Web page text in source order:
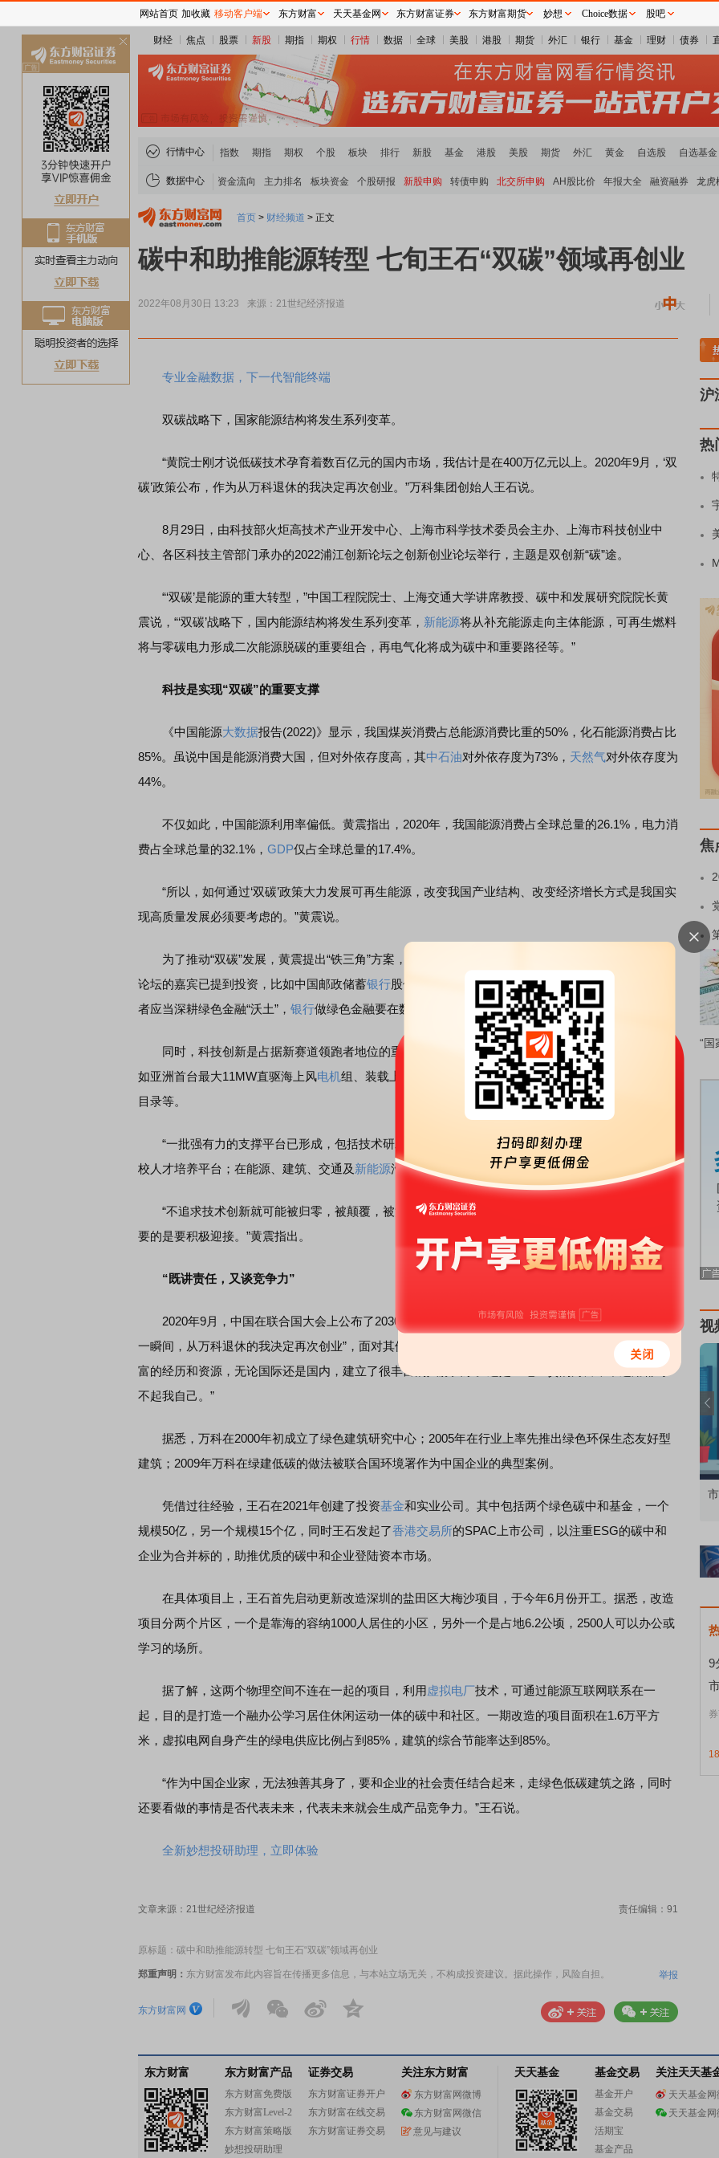
财经 焦点 股票 新股 期指 期权 行情 数据 全球 美股 港股 期货 外汇 银行 基金 理财 债券
行情中心 指数 期指 期权 个股 板块 排行 新股 基金 港股 美股 期货 外汇 黄金 自选股 自选基金
数据中心 资金流向 主力排名 板块资金 个股研报 新股申购 转债申购 北交所申购 AH股比价 年报大全 融资融券 龙虎
首页 > 财经频道 > 正文
碳中和助推能源转型 七旬王石“双碳”领域再创业
2022年08月30日 13:23 来源：21世纪经济报道
专业金融数据，下一代智能终端
双碳战略下，国家能源结构将发生系列变革。
“黄院士刚才说低碳技术孕育着数百亿元的国内市场，我估计是在400万亿元以上。2020年9月，‘双
碳’政策公布，作为从万科退休的我决定再次创业。”万科集团创始人王石说。
8月29日，由科技部火炬高技术产业开发中心、上海市科学技术委员会主办、上海市科技创业中
心、各区科技主管部门承办的2022浦江创新论坛之创新创业论坛举行，主题是双创新“碳”途。
“‘双碳’是能源的重大转型，”中国工程院院士、上海交通大学讲席教授、碳中和发展研究院院长黄
震说，“‘双碳’战略下，国内能源结构将发生系列变革， 新能源将从补充能源走向主体能源，可再生燃料
将与零碳电力形成二次能源脱碳的重要组合，再电气化将成为碳中和重要路径等。”
科技是实现“双碳”的重要支撑
《中国能源大数据报告(2022)》显示，我国煤炭消费占总能源消费比重的50%，化石能源消费占比
85%。虽说中国是能源消费大国，但对外依存度高，其中石油对外依存度为73%， 天然气对外依存度为
44%。
不仅如此，中国能源利用率偏低。黄震指出，2020年，我国能源消费占全球总量的26.1%，电力消
费占全球总量的32.1%， GDP仅占全球总量的17.4%。
“所以，如何通过‘双碳’政策大力发展可再生能源，改变我国产业结构、改变经济增长方式是我国实
现高质量发展必须要考虑的。”黄震说。
为了推动“双碳”发展，黄震提出“铁三角”方案，分别是政策、科技和投资。今年多位参加浦江创新
论坛的嘉宾已提到投资，比如中国邮政储蓄银行股份有限公司上海分行副行长指出，金融机构及投资
者应当深耕绿色金融“沃土”， 银行做绿色金融要在数据质量、风险评价等方面跟上“双碳”步伐。
同时，科技创新是占据新赛道领跑者地位的重要保障。目前，一批标志性科技创新成果已落地，
如亚洲首台最大11MW直驱海上风电机组、装载上海 动力系统的燃料电池 重卡首次登上工信部
目录等。
“一批强有力的支撑平台已形成，包括技术研发服务平台、创新试验平台、配套支撑服务平台和高
校人才培养平台；在能源、建筑、交通及 新能源汽车等领域培育了一批具有代表性的企业。”卢敏说。
“不追求技术创新就可能被归零，被颠覆，被消亡。‘双碳’既是挑战，又是机遇，变革已经发生，重
要的是要积极迎接。”黄震指出。
“既讲责任，又谈竞争力”
2020年9月，中国在联合国大会上公布了2030年实现碳达峰，2060年实现碳中和的承诺。“就在那
一瞬间，从万科退休的我决定再次创业”，面对其他人的质疑，王石笑称“怎么能是归零再出发？我有丰
富的经历和资源，无论国际还是国内，建立了很丰富的人脉关系。这是一笔宝贵的财富，不运用都对
不起我自己。”
据悉，万科在2000年初成立了绿色建筑研究中心；2005年在行业上率先推出绿色环保生态友好型
建筑；2009年万科在绿建低碳的做法被联合国环境署作为中国企业的典型案例。
凭借过往经验，王石在2021年创建了投资基金和实业公司。其中包括两个绿色碳中和基金，一个
规模50亿，另一个规模15个亿，同时王石发起了香港交易所的SPAC上市公司，以注重ESG的碳中和
企业为合并标的，助推优质的碳中和企业登陆资本市场。
在具体项目上，王石首先启动更新改造深圳的盐田区大梅沙项目，于今年6月份开工。据悉，改造
项目分两个片区，一个是靠海的容纳1000人居住的小区，另外一个是占地6.2公顷，2500人可以办公或
学习的场所。
据了解，这两个物理空间不连在一起的项目，利用 虚拟电厂技术，可通过能源互联网联系在一
起，目的是打造一个融办公学习居住休闲运动一体的碳中和社区。一期改造的项目面积在1.6万平方
米，虚拟电网自身产生的绿电供应比例占到85%，建筑的综合节能率达到85%。
“作为中国企业家，无法独善其身了，要和企业的社会责任结合起来，走绿色低碳建筑之路，同时
还要看做的事情是否代表未来，代表未来就会生成产品竞争力。”王石说。
全新妙想投研助理，立即体验
文章来源：21世纪经济报道 责任编辑：91
原标题：碳中和助推能源转型 七旬王石“双碳”领域再创业
郑重声明： 东方财富发布此内容旨在传播更多信息，与本站立场无关，不构成投资建议。据此操作，风险自担。 举报
东方财富网
沪
热
焦
“国
视
9
东方财富 东方财富产品
东方财富免费版
东方财富Level-2
东方财富策略版
妙想投研助理
证券交易
东方财富证券开户
东方财富在线交易
东方财富证券交易
关注东方财富
东方财富网微博
东方财富网微信
意见与建议
天天基金 基金交易
基金开户
基金交易
活期宝
基金产品
关注天天基
天天基金网
天天基金网
网站首页 加收藏 移动客户端 东方财富 天天基金网 东方财富证券 东方财富期货 妙想 Choice数据 股吧
关